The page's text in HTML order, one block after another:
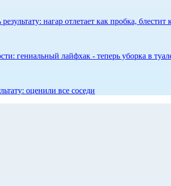
нагар отлетает как пробка, блестит
гениальный лайфхак - теперь уборка в
оценили все соседи